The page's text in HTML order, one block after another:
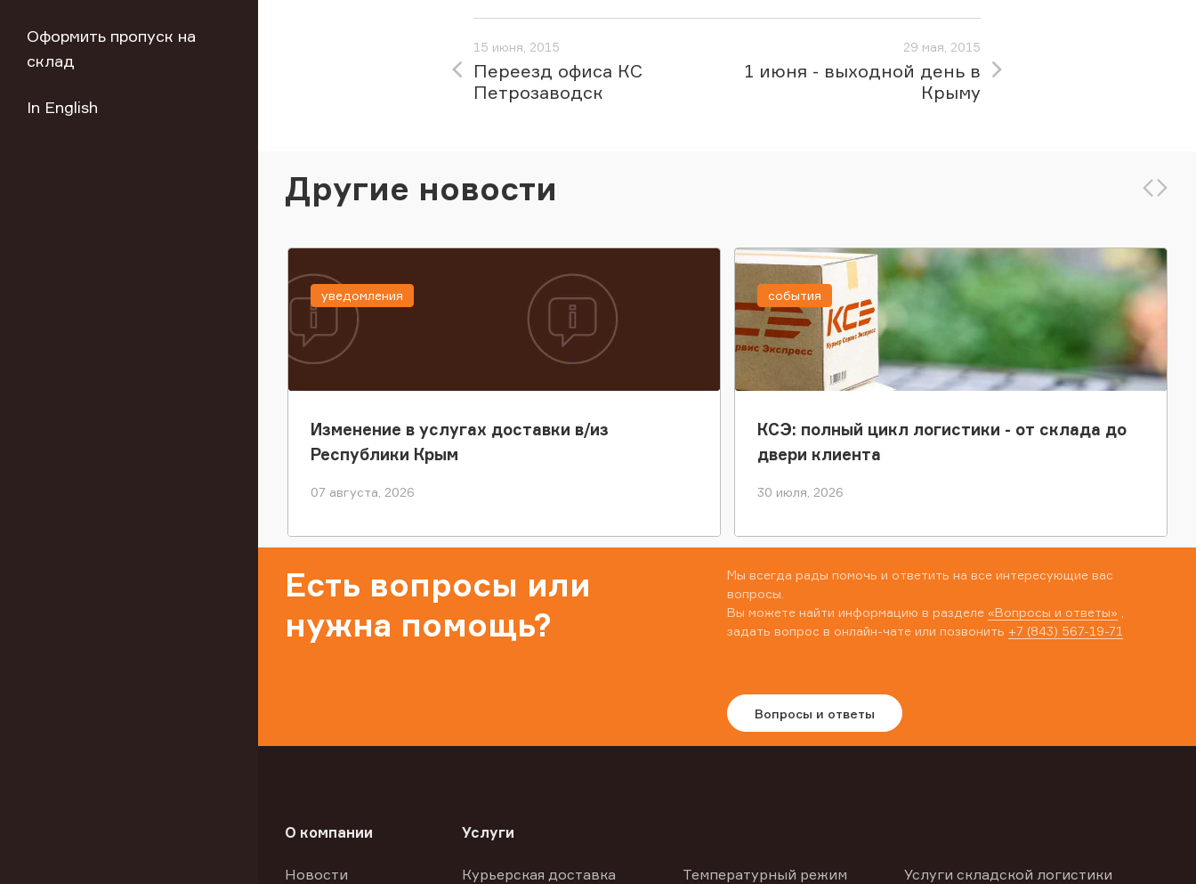
Оформить пропуск на
склад
In English
15 июня, 2015
Переезд офиса КС
Петрозаводск
29 мая, 2015
1 июня - выходной день в
Крыму
Другие новости
Изменение в услугах доставки в/из
Республики Крым
07 августа, 2026
уведомления
КСЭ: полный цикл логистики - от склада до
двери клиента
30 июля, 2026
события
Есть вопросы или
нужна помощь?
Мы всегда рады помочь и ответить на все интересующие вас
вопросы.
Вы можете найти информацию в разделе «Вопросы и ответы»
задать вопрос в онлайн-чате или позвонить +7 (843) 567-19-71
Вопросы и ответы
О компании
Новости
Услуги
Курьерская доставка
Температурный режим
Услуги складской логистики